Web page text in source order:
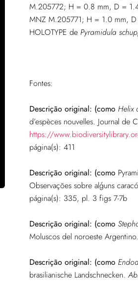
M.205772; H = 0.8 mm, D =
MNZ M.205771; H = 1.0 mm,
HOLOTYPE de Pyramidula
Fontes:
Descrição original: (como Helix
d’espèces nouvelles. Journal
https://
página(s): 411
Descrição original: (como
Observações sobre alģuns
página(s): 335, pl. 3 figs 7-7b
Descrição original: (como
Moluscos del noroeste Argentino.
Descrição original: (como
brasilianische Landschnecken.